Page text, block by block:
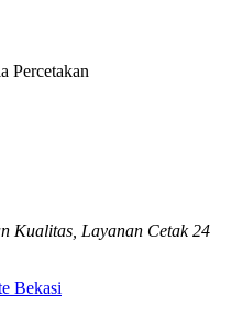
Kualitas, Layanan Cetak 24
Bekasi